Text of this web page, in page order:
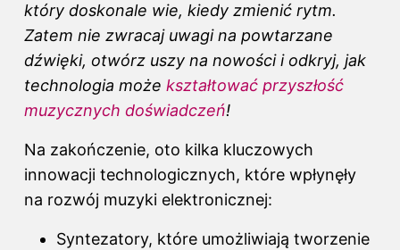
który doskonale wie, kiedy zmienić rytm.
Zatem nie zwracaj uwagi na powtarzane
dźwięki, otwórz uszy na nowości i odkryj, jak
technologia może kształtować przyszłość
muzycznych doświadczeń!
Na zakończenie, oto kilka kluczowych
innowacji technologicznych, które wpłynęły
na rozwój muzyki elektronicznej:
Syntezatory, które umożliwiają tworzenie